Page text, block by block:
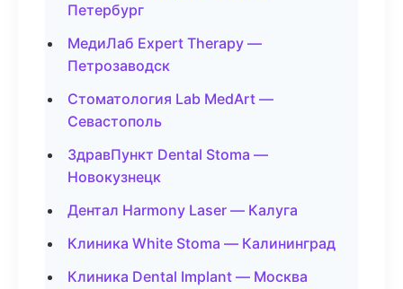
Петербург
МедиЛаб Expert Therapy —
Петрозаводск
Стоматология Lab MedArt —
Севастополь
ЗдравПункт Dental Stoma —
Новокузнецк
Дентал Harmony Laser — Калуга
Клиника White Stoma — Калининград
Клиника Dental Implant — Москва